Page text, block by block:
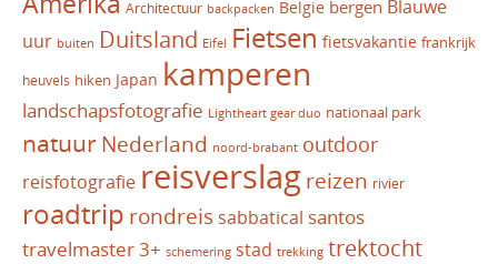
Architectuur backpacken Belgie bergen Blauwe
uur buiten Duitsland Eifel Fietsen fietsvakantie frankrijk
heuvels hiken Japan kamperen
landschapsfotografie Lightheart gear duo nationaal park
natuur Nederland noord-brabant outdoor
reisfotografie reisverslag reizen rivier
roadtrip rondreis sabbatical santos
travelmaster 3+ schemering stad trekking trektocht